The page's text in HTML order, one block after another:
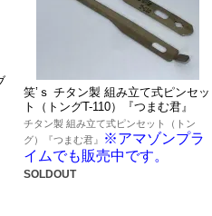
笑’ｓ チタン製 組み立て式ピンセッ
ト（トングT-110）『つまむ君』
チタン製 組み立て式ピンセット（トン
グ）『つまむ君』
※アマゾンプラ
イムでも販売中です。
SOLDOUT